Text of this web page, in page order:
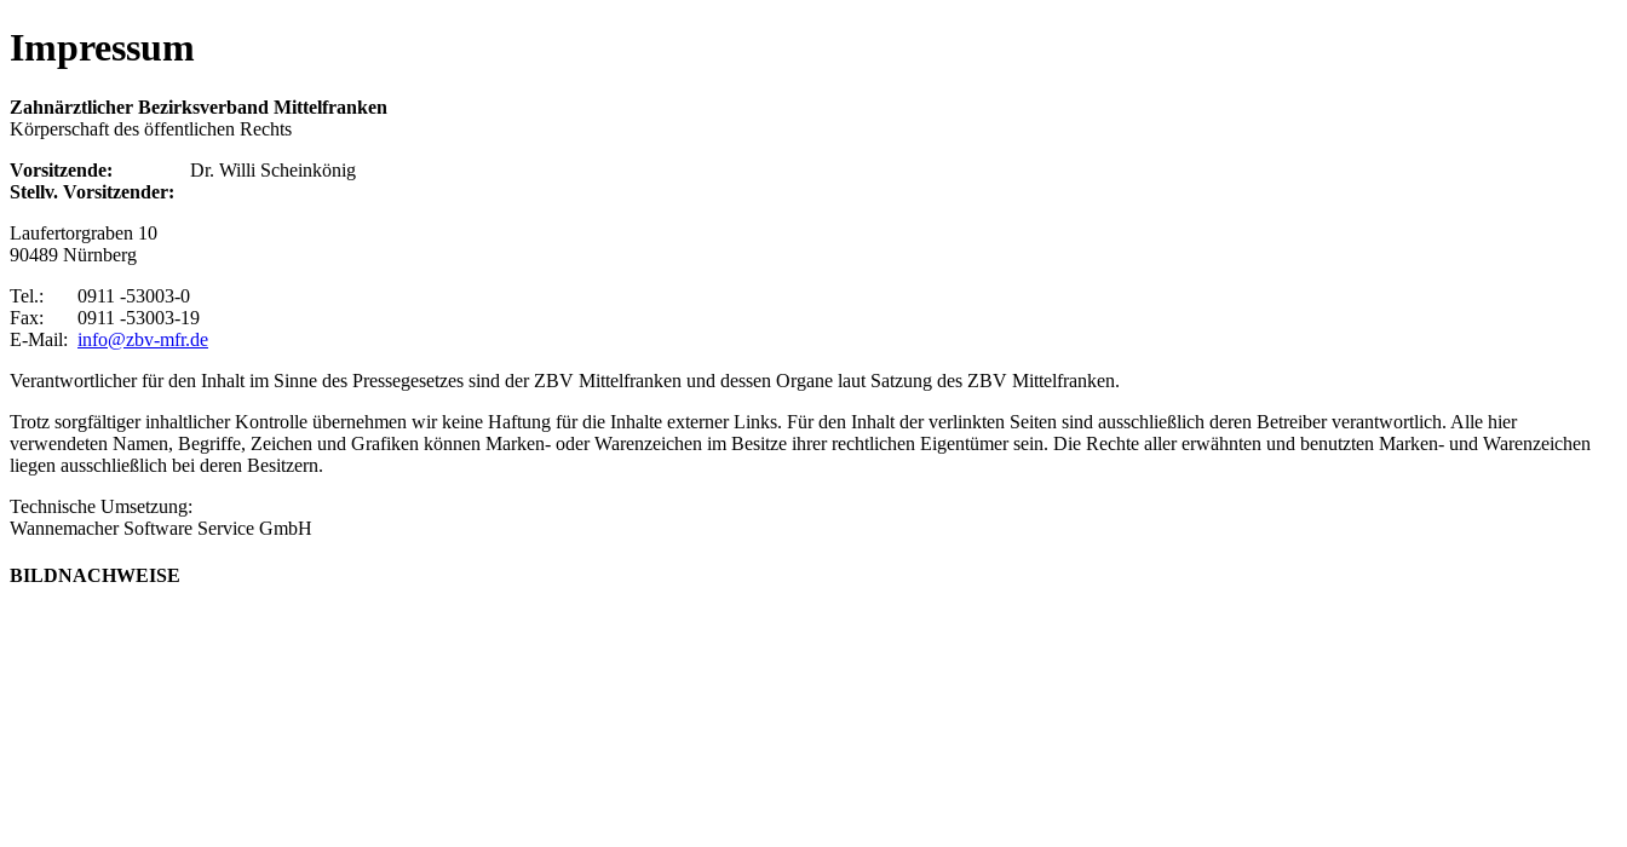
Impressum
Zahnärztlicher Bezirksverband Mittelfranken
Körperschaft des öffentlichen Rechts
Vorsitzende: Dr. Willi Scheinkönig
Stellv. Vorsitzender:
Laufertorgraben 10
90489 Nürnberg
Tel.: 0911 -53003-0
Fax: 0911 -53003-19
E-Mail: info@zbv-mfr.de
Verantwortlicher für den Inhalt im Sinne des Pressegesetzes sind der ZBV Mittelfranken und dessen Organe laut Satzung des ZBV Mittelfranken.
Trotz sorgfältiger inhaltlicher Kontrolle übernehmen wir keine Haftung für die Inhalte externer Links. Für den Inhalt der verlinkten Seiten sind ausschließlich deren Betreiber verantwortlich. Alle hier
verwendeten Namen, Begriffe, Zeichen und Grafiken können Marken- oder Warenzeichen im Besitze ihrer rechtlichen Eigentümer sein. Die Rechte aller erwähnten und benutzten Marken- und Warenzeichen
liegen ausschließlich bei deren Besitzern.
Technische Umsetzung:
Wannemacher Software Service GmbH
BILDNACHWEISE